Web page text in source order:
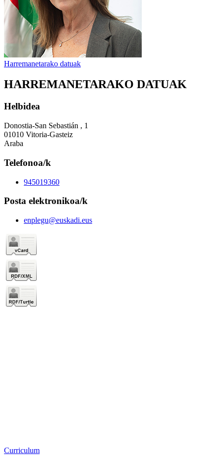
Harremanetarako datuak
HARREMANETARAKO DATUAK
Helbidea
Donostia-San Sebastián , 1
01010 Vitoria-Gasteiz
Araba
Telefonoa/k
945019360
Posta elektronikoa/k
enplegu@euskadi.eus
Curriculum